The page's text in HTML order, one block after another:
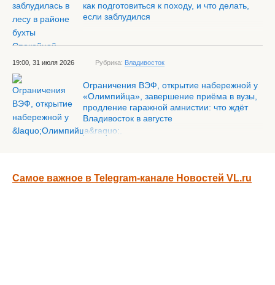
как подготовиться к походу, и что делать,
если заблудился
19:00, 31 июля 2026 Рубрика: Владивосток
Ограничения ВЭФ, открытие набережной у
«Олимпийца», завершение приёма в вузы,
продление гаражной амнистии: что ждёт
Владивосток в августе
Самое важное в Telegram-канале Новостей VL.ru